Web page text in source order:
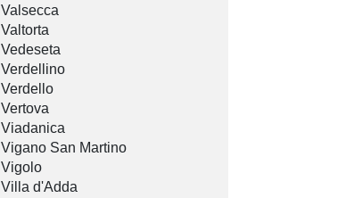
Valsecca
Valtorta
Vedeseta
Verdellino
Verdello
Vertova
Viadanica
Vigano San Martino
Vigolo
Villa d'Adda